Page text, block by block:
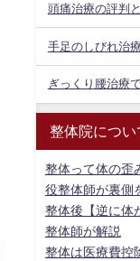
頭痛治療の評判
手足のしびれ治
ぎっくり腰治療
整体院につい
整体って体の歪
役整体師が裏側
整体後【逆に体
整体師が解説
整体は医療費控